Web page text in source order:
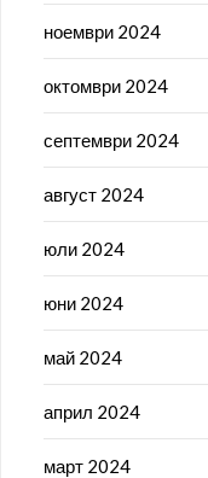
ноември 2024
октомври 2024
септември 2024
август 2024
юли 2024
юни 2024
май 2024
април 2024
март 2024